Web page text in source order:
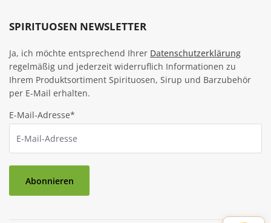
SPIRITUOSEN NEWSLETTER
Ja, ich möchte entsprechend Ihrer Datenschutzerklärung
regelmäßig und jederzeit widerruflich Informationen zu
Ihrem Produktsortiment Spirituosen, Sirup und Barzubehör
per E-Mail erhalten.
E-Mail-Adresse*
Abonnieren